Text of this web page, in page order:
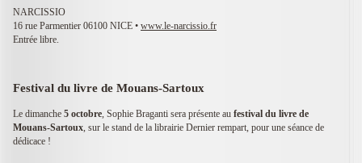
NARCISSIO
16 rue Parmentier 06100 NICE • www.le-narcissio.fr
Entrée libre.
Festival du livre de Mouans-Sartoux
Le dimanche 5 octobre , Sophie Braganti sera présente au festival du livre de
Mouans-Sartoux , sur le stand de la librairie Dernier rempart, pour une séance de
dédicace !